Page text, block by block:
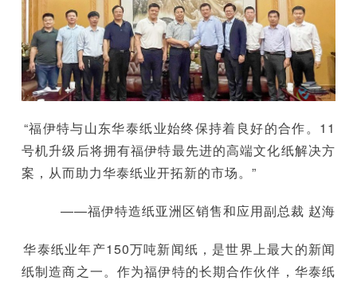
福伊特与山东华泰纸业始终保持着良好的合作。11
号机升级后将拥有福伊特最先进的高端文化纸解决方
案，从而助力华泰纸业开拓新的市场。”
——福伊特造纸亚洲区销售和应用副总裁 赵海
泰纸业年产150万吨新闻纸，是世界上最大的新闻
纸制造商之一。作为福伊特的长期合作伙伴，华泰纸